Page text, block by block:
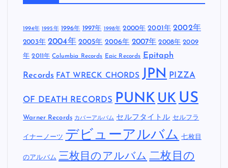
1994年 1995年 1996年 1997年 1998年 2000年 2001年 2002年
2003年 2004年 2005年 2006年 2007年 2008年 2009
年 2011年 Columbia Records Epic Records Epitaph
Records FAT WRECK CHORDS JPN PIZZA
OF DEATH RECORDS PUNK UK US
Warner Records カバーアルバム セルフタイトル セルフラ
イナーノーツ デビューアルバム 七枚目
のアルバム 三枚目のアルバム 二枚目の